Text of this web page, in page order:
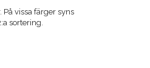
vissa färger syns
sortering.